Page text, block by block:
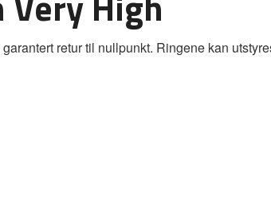
retur til nullpunkt. Ringene kan